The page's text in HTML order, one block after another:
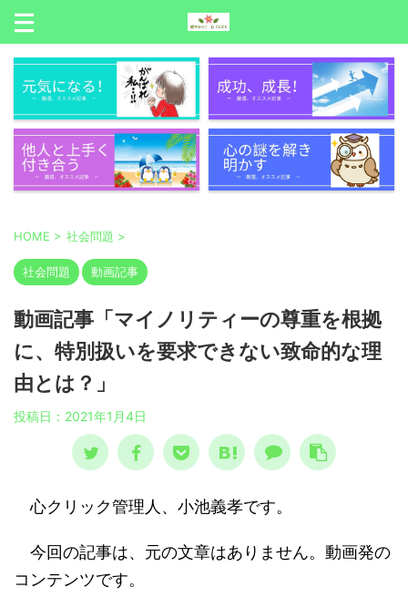
HOME > 社会問題 >
社会問題 動画記事
動画記事「マイノリティーの尊重を根拠
に、特別扱いを要求できない致命的な理
由とは？」
投稿日： 2021年1月4日
心クリック管理人、小池義孝です。
今回の記事は、元の文章はありません。動画発の
コンテンツです。